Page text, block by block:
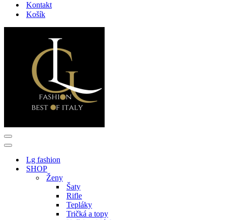
Kontakt
Košík
Menu
navigácie
Menu
navigácieLg fashion
SHOP
Ženy
Šaty
Rifle
Tepláky
Tričká a topy